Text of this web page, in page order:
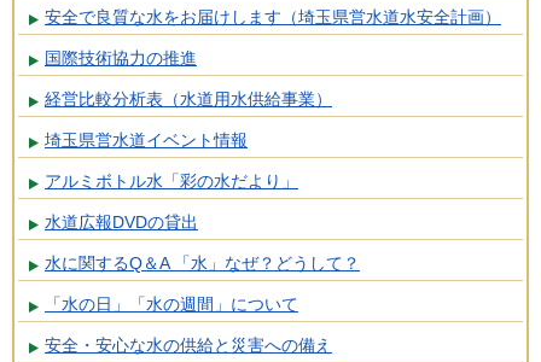
安全で良質な水をお届けします（埼玉県営水道水安全計画）
国際技術協力の推進
経営比較分析表（水道用水供給事業）
埼玉県営水道イベント情報
アルミボトル水「彩の水だより」
水道広報DVDの貸出
水に関するQ＆A 「水」なぜ？どうして？
「水の日」「水の週間」について
安全・安心な水の供給と災害への備え